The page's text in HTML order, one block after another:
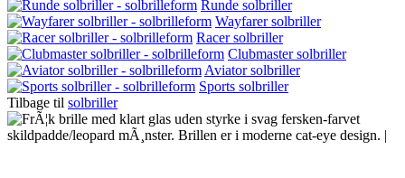
Runde solbriller
Wayfarer solbriller
Racer solbriller
Clubmaster solbriller
Aviator solbriller
Sports solbriller
Tilbage til solbriller